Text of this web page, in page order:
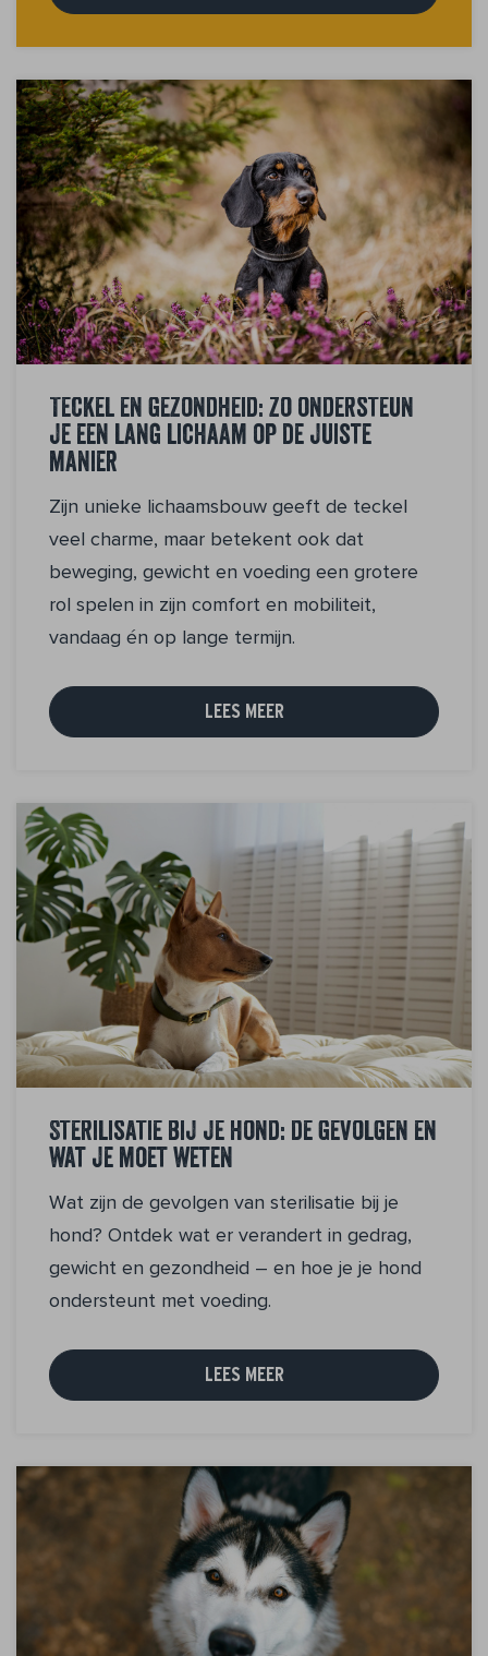
Teckel en gezondheid: zo ondersteun
je een lang lichaam op de juiste
manier
Zijn unieke lichaamsbouw geeft de teckel
veel charme, maar betekent ook dat
beweging, gewicht en voeding een grotere
rol spelen in zijn comfort en mobiliteit,
vandaag én op lange termijn.
LEES MEER
Sterilisatie bij je hond: de gevolgen en
wat je moet weten
Wat zijn de gevolgen van sterilisatie bij je
hond? Ontdek wat er verandert in gedrag,
gewicht en gezondheid – en hoe je je hond
ondersteunt met voeding.
LEES MEER